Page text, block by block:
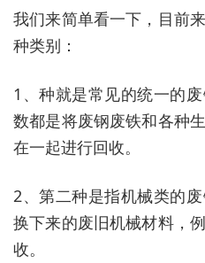
我们来简单看一下，目前
种类别：
1、种就是常见的统一的
数都是将废钢废铁和各种
在一起进行回收。
2、第二种是指机械类的
换下来的废旧机械材料，
收。